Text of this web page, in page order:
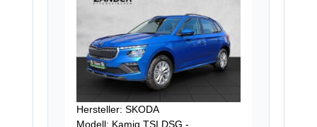
Hersteller: SKODA
Modell: Kamiq TSI DSG -